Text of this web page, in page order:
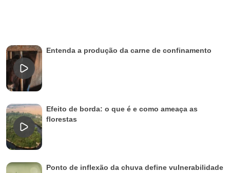
Entenda a produção da carne de confinamento
Efeito de borda: o que é e como ameaça as
florestas
Ponto de inflexão da chuva define vulnerabilidade